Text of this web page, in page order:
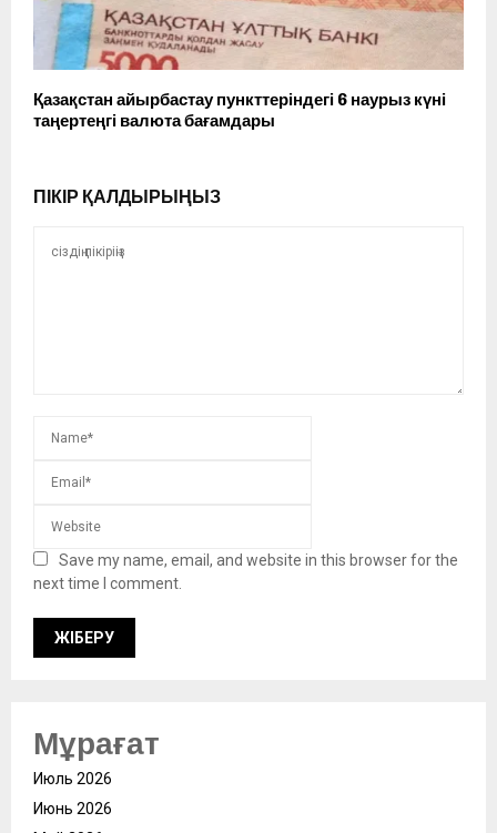
Қазақстан айырбастау пункттеріндегі 6 наурыз күні
таңертеңгі валюта бағамдары
ПІКІР ҚАЛДЫРЫҢЫЗ
Save my name, email, and website in this browser for the
next time I comment.
Мұрағат
Июль 2026
Июнь 2026